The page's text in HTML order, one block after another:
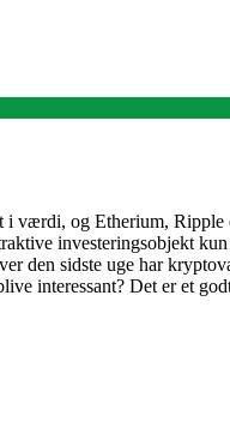
værdi, og Etherium,
investeringsobjekt
den sidste uge har
interessant? Det er et